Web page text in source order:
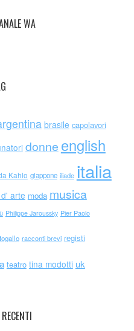
WA
brasile capolavori
donne english
Kahlo giappone iliade italia
arte moda musica
Philippe Jaroussky Pier Paolo
racconti brevi registi
teatro tina modotti uk